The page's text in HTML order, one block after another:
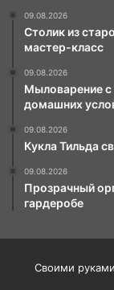
09.08.2026
Столик из
мастер-класс
09.08.2026
Мыловарение с
домашних
09.08.2026
Кукла Тильда
09.08.2026
Прозрачный
гардеробе
Своими